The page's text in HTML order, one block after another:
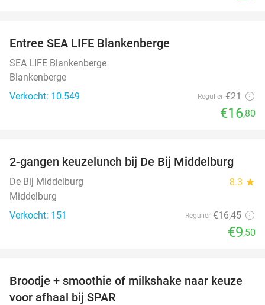
Entree SEA LIFE Blankenberge
SEA LIFE Blankenberge
Blankenberge
Verkocht: 10.549
Regulier €21
€16,80
42%
2-gangen keuzelunch bij De Bij Middelburg
De Bij Middelburg 8.3 star
Middelburg
Verkocht: 151
Regulier €16,45
€9,50
36%
Broodje + smoothie of milkshake naar keuze
voor afhaal bij SPAR